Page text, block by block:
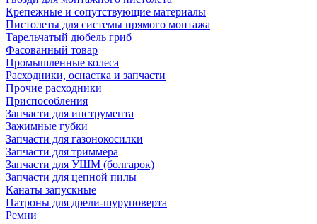
Крепежные и сопутствующие материалы
Пистолеты для системы прямого монтажа
Тарельчатый дюбель гриб
Фасованный товар
Промышленные колеса
Расходники, оснастка и запчасти
Прочие расходники
Приспособления
Запчасти для инструмента
Зажимные губки
Запчасти для газонокосилки
Запчасти для триммера
Запчасти для УШМ (болгарок)
Запчасти для цепной пилы
Канаты запускные
Патроны для дрели-шуруповерта
Ремни